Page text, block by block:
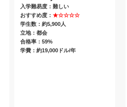
入学難易度：難しい
おすすめ度：★☆☆☆☆
学生数：約5,900人
立地：都会
合格率：59%
学費：約19,000ドル/年